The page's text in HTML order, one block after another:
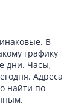
В
графику
дни. Часы,
Адреса
найти по